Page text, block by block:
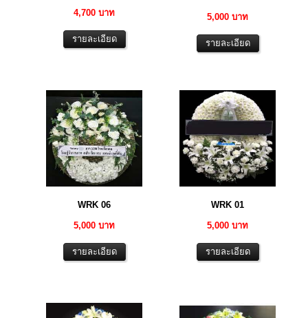
4,700 บาท
5,000 บาท
WRK 06
5,000 บาท
WRK 01
5,000 บาท